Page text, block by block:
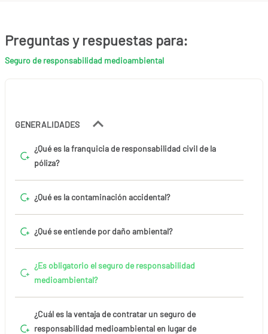
Preguntas y respuestas para:
Seguro de responsabilidad medioambiental
GENERALIDADES
¿Qué es la franquicia de responsabilidad civil de la
póliza?
¿Qué es la contaminación accidental?
¿Qué se entiende por daño ambiental?
¿Es obligatorio el seguro de responsabilidad
medioambiental?
¿Cuál es la ventaja de contratar un seguro de
responsabilidad medioambiental en lugar de